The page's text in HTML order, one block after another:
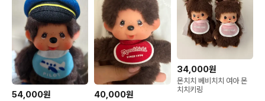
54,000원 40,000원
34,000원
몬치치 베비치치 여아 몬
치치키링